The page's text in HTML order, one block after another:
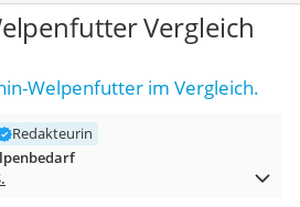
Vergleich
Welpenfutter im Vergleich.
Redakteurin